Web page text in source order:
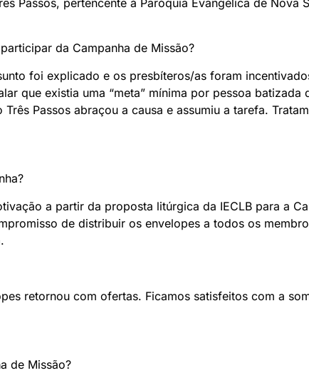
Passos, pertencente à Paróquia Evangélica de Nova
da Campanha de Missão?
foi explicado e os presbíteros/as foram
que existia uma “meta” mínima por pessoa batizada
Passos abraçou a causa e assumiu a tarefa.
a partir da proposta litúrgica da IECLB para a
de distribuir os envelopes a todos os
retornou com ofertas. Ficamos satisfeitos com a
de Missão?